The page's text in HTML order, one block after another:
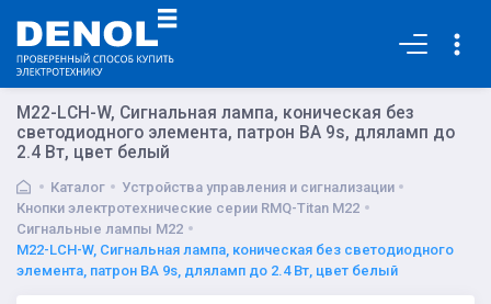
M22-LCH-W, Сигнальная лампа, коническая без
светодиодного элемента, патрон BA 9s, дляламп до
2.4 Вт, цвет белый
Каталог
Устройства управления и сигнализации
Кнопки электротехнические серии RMQ-Titan M22
Сигнальные лампы M22
M22-LCH-W, Сигнальная лампа, коническая без светодиодного
элемента, патрон BA 9s, дляламп до 2.4 Вт, цвет белый